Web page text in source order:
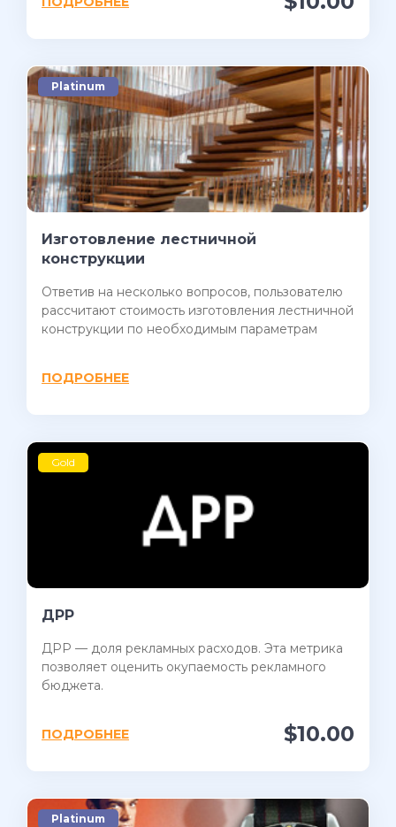
Platinum
Изготовление лестничной
конструкции
Ответив на несколько вопросов, пользователю
рассчитают стоимость изготовления лестничной
конструкции по необходимым параметрам
ПОДРОБНЕЕ
Gold
ДРР
ДРР — доля рекламных расходов. Эта метрика
позволяет оценить окупаемость рекламного
бюджета.
$10.00
ПОДРОБНЕЕ
Platinum